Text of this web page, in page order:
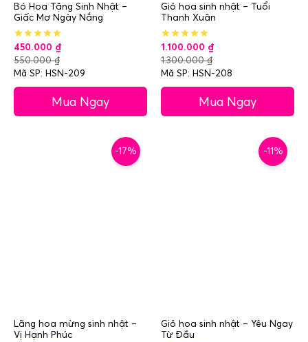
Bó Hoa Tặng Sinh Nhật –
Giấc Mơ Ngày Nắng
450.000 ₫
550.000₫
Mã SP: HSN-209
Mua Ngay
Giỏ hoa sinh nhật – Tuổi
Thanh Xuân
1.100.000 ₫
1.300.000₫
Mã SP: HSN-208
Mua Ngay
-17%
Lãng hoa mừng sinh nhật –
Vị Hạnh Phúc
-11%
Giỏ hoa sinh nhật – Yêu Ngay
Từ Đầu